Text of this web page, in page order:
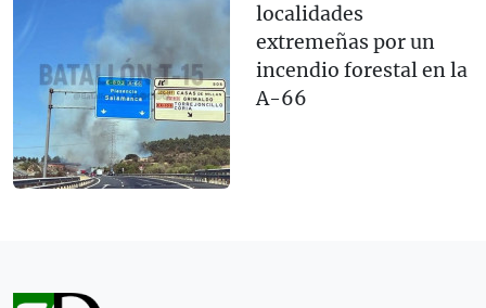
localidades
extremeñas por un
incendio forestal en la
A-66